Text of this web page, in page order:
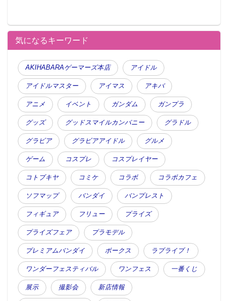
気になるキーワード
AKIHABARAゲーマーズ本店 アイドル
アイドルマスター アイマス アキバ
アニメ イベント ガンダム ガンプラ
グッズ グッドスマイルカンパニー グラドル
グラビア グラビアアイドル グルメ
ゲーム コスプレ コスプレイヤー
コトブキヤ コミケ コラボ コラボカフェ
ソフマップ バンダイ バンプレスト
フィギュア フリュー プライズ
プライズフェア プラモデル
プレミアムバンダイ ボークス ラブライブ！
ワンダーフェスティバル ワンフェス 一番くじ
展示 撮影会 新店情報